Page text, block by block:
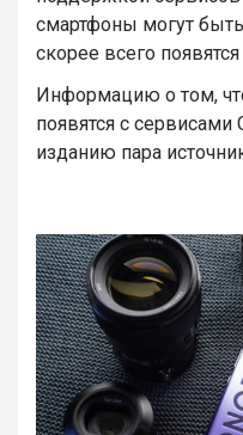
смартфоны могут
скорее всего
Информацию о том,
появятся с сервисами
изданию пара